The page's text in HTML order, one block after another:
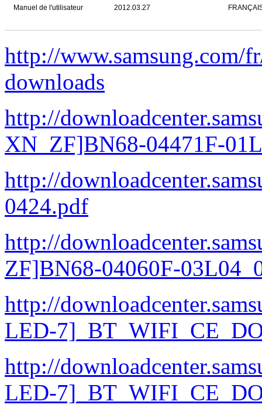
Manuel de l'utilisateur 2012.03.27
http://www.samsung.com/
downloads
http://
XN_ZF]BN68-04471F-
http://
0424.pdf
http://
ZF]BN68-04060F-
http://
LED-
http://
LED-